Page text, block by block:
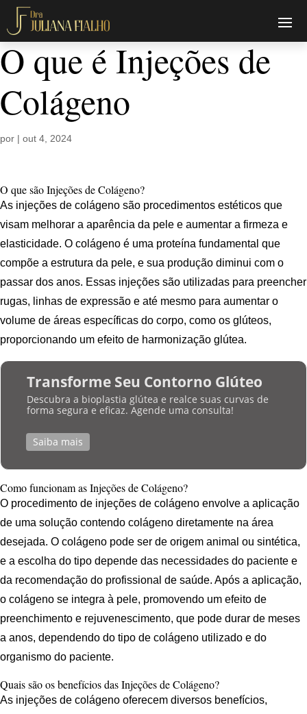
O que é Injeções de
Colágeno
por | out 4, 2024
O que são Injeções de Colágeno?
As injeções de colágeno são procedimentos estéticos que
visam melhorar a aparência da pele e aumentar a firmeza e
elasticidade. O colágeno é uma proteína fundamental que
compõe a estrutura da pele, e sua produção diminui com o
passar dos anos. Essas injeções são utilizadas para preencher
rugas, linhas de expressão e até mesmo para aumentar o
volume de áreas específicas do corpo, como os glúteos,
proporcionando um efeito de harmonização glútea.
Transforme Seu Contorno Glúteo
Descubra a bioplastia glútea e realce suas curvas de
forma segura e eficaz. Agende uma consulta!
Saiba mais
Como funcionam as Injeções de Colágeno?
O procedimento de injeções de colágeno envolve a aplicação
de uma solução contendo colágeno diretamente na área
desejada. O colágeno pode ser de origem animal ou sintética,
e a escolha do tipo depende das necessidades do paciente e
da recomendação do profissional de saúde. Após a aplicação,
o colágeno se integra à pele, promovendo um efeito de
preenchimento e rejuvenescimento, que pode durar de meses
a anos, dependendo do tipo de colágeno utilizado e do
organismo do paciente.
Quais são os benefícios das Injeções de Colágeno?
As injeções de colágeno oferecem diversos benefícios,